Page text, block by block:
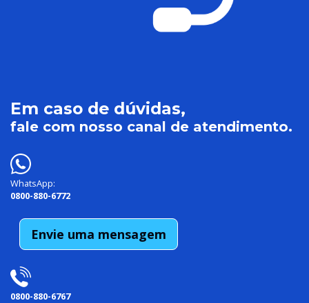
Em caso de dúvidas,
fale com nosso canal de atendimento.
WhatsApp:
0800-880-6772
Envie uma mensagem
0800-880-6767